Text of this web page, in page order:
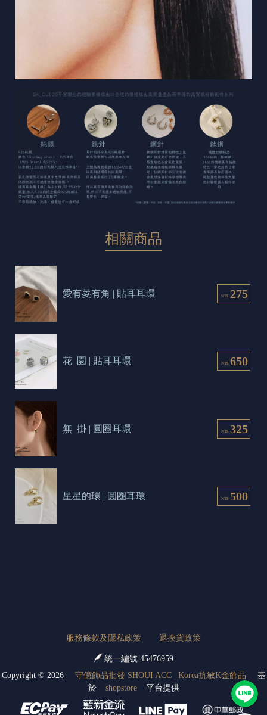
相關商品
NT$ 275
愛有菱有角 | 貼耳耳環
NT$ 650
花  園 | 貼耳耳環
NT$ 325
無  掛 | 圓圈耳環
NT$ 500
星星的環 | 圓圈耳環
服務條款及隱私政策 退換貨政策
統一編號 45476959
Copyright © 2026 守億飾品批發 SHOUI ACC | Korea抗敏K金飾品
基
於
shopstore 平台提供